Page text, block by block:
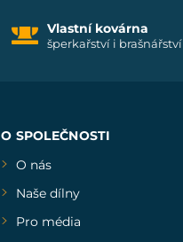
Vlastní kovárna
šperkařství i brašnářství
O SPOLEČNOSTI
O nás
Naše dílny
Pro média